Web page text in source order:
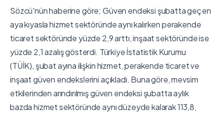
Sözcü'nün haberine göre; Güven endeksi şubatta geçen
aya kıyasla hizmet sektöründe aynı kalırken perakende
ticaret sektöründe yüzde 2,9 arttı, inşaat sektöründe ise
yüzde 2,1 azalış gösterdi. Türkiye İstatistik Kurumu
(TÜİK), şubat ayına ilişkin hizmet, perakende ticaret ve
inşaat güven endekslerini açıkladı. Buna göre, mevsim
etkilerinden arındırılmış güven endeksi şubatta aylık
bazda hizmet sektöründe aynı düzeyde kalarak 113,8,